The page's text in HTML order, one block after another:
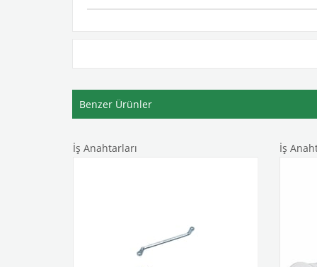
Benzer Ürünler
İş Anahtarları İş